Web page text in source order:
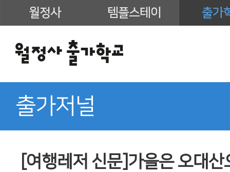
월정사 템플스테이 출가
출가저널
[여행레저 신문]가을은 오대